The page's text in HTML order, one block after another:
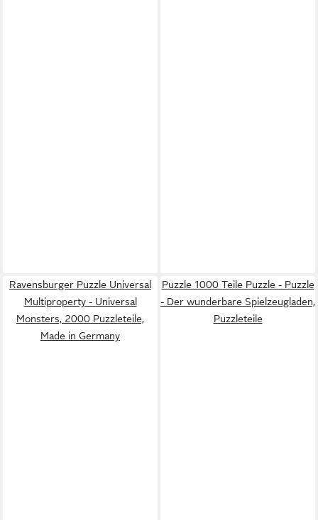
Ravensburger Puzzle Universal
Multiproperty - Universal
Monsters, 2000 Puzzleteile,
Made in Germany
Puzzle 1000 Teile Puzzle - Puzzle
- Der wunderbare Spielzeugladen,
Puzzleteile